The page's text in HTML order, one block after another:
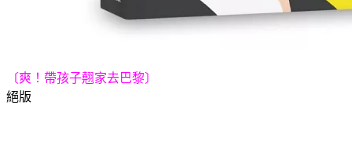
〔爽！帶孩子翹家去巴黎〕
絕版